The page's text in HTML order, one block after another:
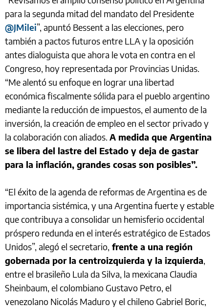
para la segunda mitad del mandato del Presidente
@JMilei”, apuntó Bessent a las elecciones, pero
también a pactos futuros entre LLA y la oposición
antes dialoguista que ahora le vota en contra en el
Congreso, hoy representada por Provincias Unidas.
“Me alentó su enfoque en lograr una libertad
económica fiscalmente sólida para el pueblo argentino
mediante la reducción de impuestos, el aumento de la
inversión, la creación de empleo en el sector privado y
la colaboración con aliados. A medida que Argentina
se libera del lastre del Estado y deja de gastar
para la inflación, grandes cosas son posibles”.
“El éxito de la agenda de reformas de Argentina es de
importancia sistémica, y una Argentina fuerte y estable
que contribuya a consolidar un hemisferio occidental
próspero redunda en el interés estratégico de Estados
Unidos”, alegó el secretario, frente a una región
gobernada por la centroizquierda y la izquierda,
entre el brasileño Lula da Silva, la mexicana Claudia
Sheinbaum, el colombiano Gustavo Petro, el
venezolano Nicolás Maduro y el chileno Gabriel Boric,